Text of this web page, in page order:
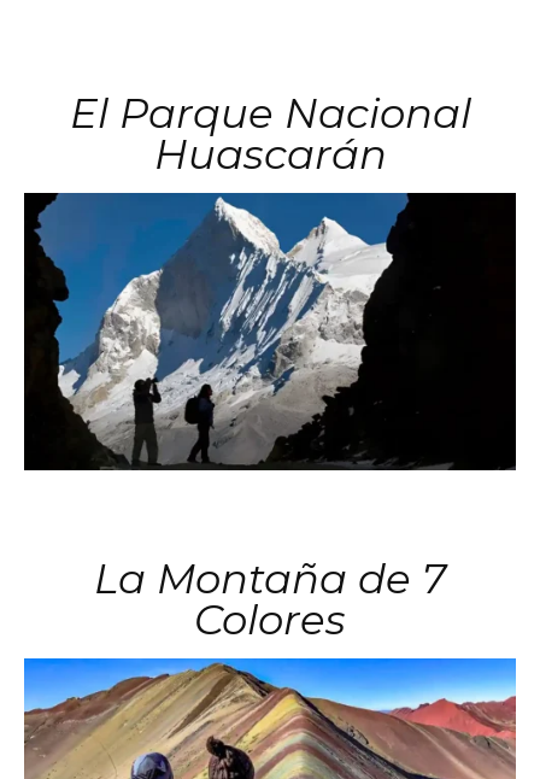
El Parque Nacional
Huascarán
La Montaña de 7
Colores